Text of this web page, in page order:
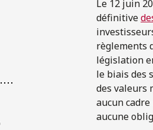
Le 12 juin
définitive
règlements
législation
le biais des
des valeurs
aucun
aucune